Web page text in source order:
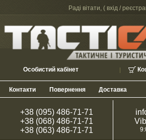
Раді вітати, ( вхід /
Особистий кабінет
Контакти Повернення Доставка
+38 (095) 486-71-71
+38 (068) 486-71-71
+38 (063) 486-71-71